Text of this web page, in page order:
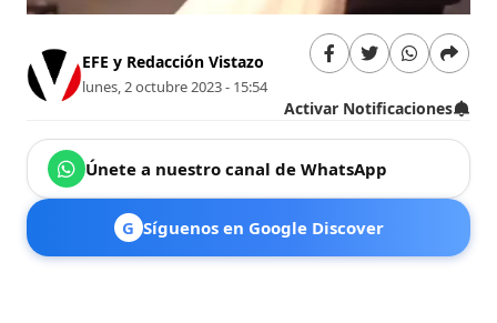
EFE y Redacción Vistazo
lunes, 2 octubre 2023 - 15:54
Activar Notificaciones
Únete a nuestro canal de WhatsApp
G Síguenos en Google Discover